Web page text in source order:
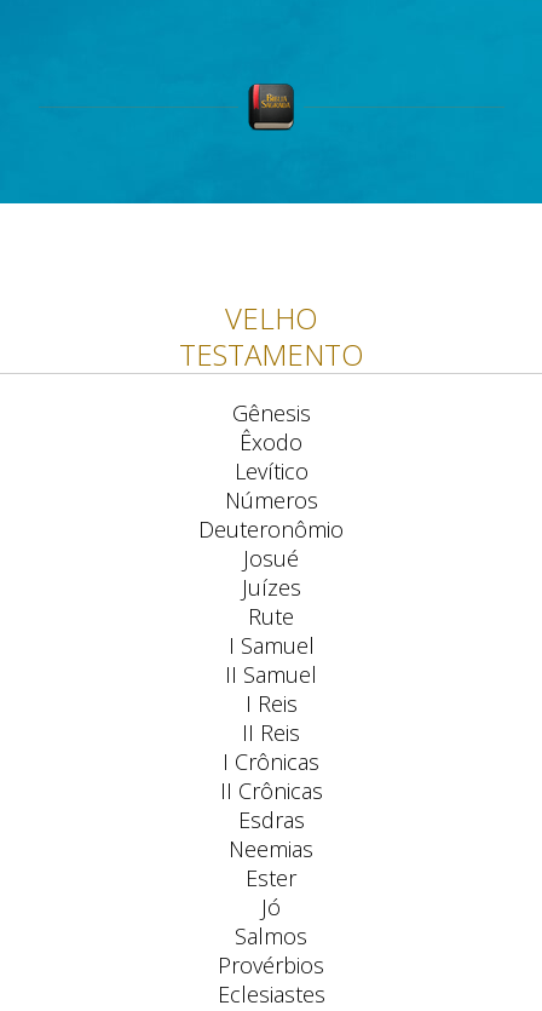
VELHO
TESTAMENTO
Gênesis
Êxodo
Levítico
Números
Deuteronômio
Josué
Juízes
Rute
I Samuel
II Samuel
I Reis
II Reis
I Crônicas
II Crônicas
Esdras
Neemias
Ester
Jó
Salmos
Provérbios
Eclesiastes